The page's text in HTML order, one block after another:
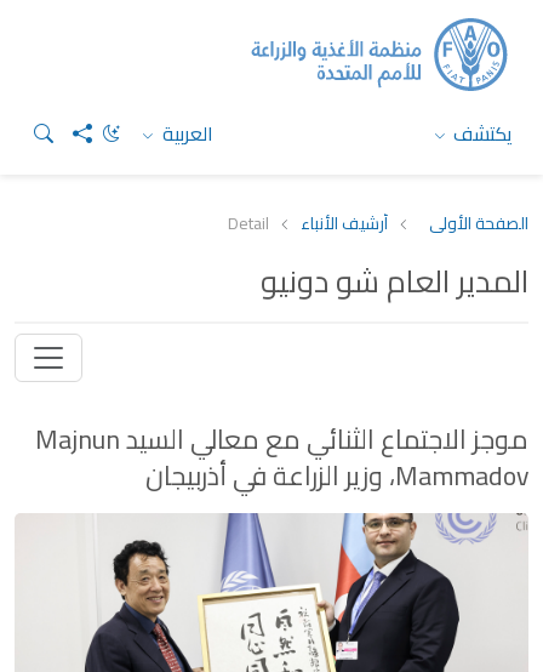
يكتشف العربية
الصفحة الأولى أرشيف الأنباء Detail
المدير العام شو دونيو
موجز الاجتماع الثنائي مع معالي السيد Majnun
Mammadov، وزير الزراعة في أذربيجان